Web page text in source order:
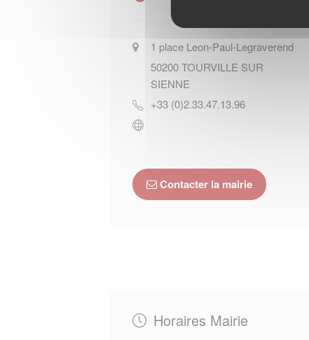
1 place Leon-Paul-Legraverend
50200TOURVILLE SUR
SIENNE
+33 (0)2.33.47.13.96
Contacter la mairie
Horaires Mairie